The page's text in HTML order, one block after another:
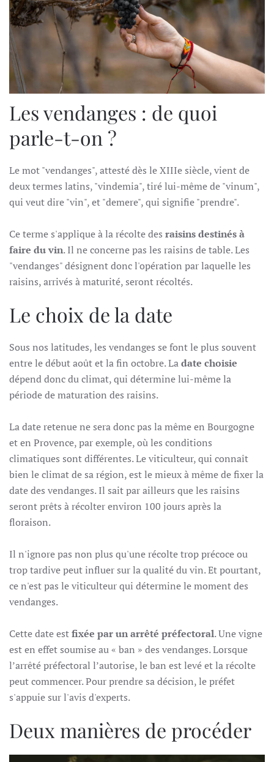
Les vendanges : de quoi
parle-t-on ?
Le mot "vendanges", attesté dès le XIIIe siècle, vient de
deux termes latins, "vindemia", tiré lui-même de "vinum",
qui veut dire "vin", et "demere", qui signifie "prendre".
Ce terme s'applique à la récolte des raisins destinés à
faire du vin. Il ne concerne pas les raisins de table. Les
"vendanges" désignent donc l'opération par laquelle les
raisins, arrivés à maturité, seront récoltés.
Le choix de la date
Sous nos latitudes, les vendanges se font le plus souvent
entre le début août et la fin octobre. Ladate choisie
dépend donc du climat, qui détermine lui-même la
période de maturation des raisins.
La date retenue ne sera donc pas la même en Bourgogne
et en Provence, par exemple, où les conditions
climatiques sont différentes. Le viticulteur, qui connaît
bien le climat de sa région, est le mieux à même de fixer la
date des vendanges. Il sait par ailleurs que les raisins
seront prêts à récolter environ 100 jours après la
floraison.
Il n'ignore pas non plus qu'une récolte trop précoce ou
trop tardive peut influer sur la qualité du vin. Et pourtant,
ce n'est pas le viticulteur qui détermine le moment des
vendanges.
Cette date estfixée par un arrêté préfectoral. Une vigne
est en effet soumise au « ban » des vendanges. Lorsque
l’arrêté préfectoral l’autorise, le ban est levé et la récolte
peut commencer. Pour prendre sa décision, le préfet
s'appuie sur l'avis d'experts.
Deux manières de procéder